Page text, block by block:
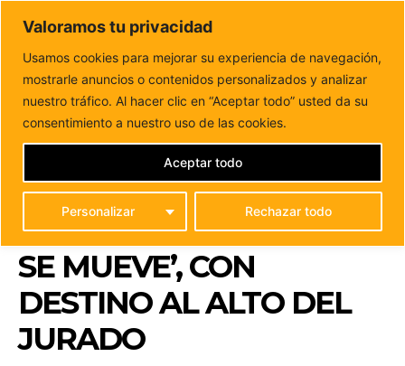
Valoramos tu privacidad
Usamos cookies para mejorar su experiencia de navegación,
mostrarle anuncios o contenidos personalizados y analizar
nuestro tráfico. Al hacer clic en “Aceptar todo” usted da su
consentimiento a nuestro uso de las cookies.
Personalizar Rechazar todo
Aceptar todo
DUNAS FM
Tu informacion de forma cercana
Inicio DEPORTES
Abierta la inscripción para la tercera
ruta del programa ‘Antigua se Mueve’,...
ABIERTA LA
INSCRIPCIÓN PARA LA
TERCERA RUTA DEL
PROGRAMA ‘ANTIGUA
SE MUEVE’, CON
DESTINO AL ALTO DEL
JURADO